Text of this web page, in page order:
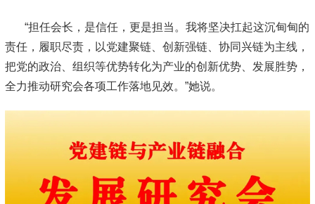
“担任会长，是信任，更是担当。我将坚决扛起这沉甸甸的
责任，履职尽责，以党建聚链、创新强链、协同兴链为主线，
把党的政治、组织等优势转化为产业的创新优势、发展胜势，
全力推动研究会各项工作落地见效。”她说。